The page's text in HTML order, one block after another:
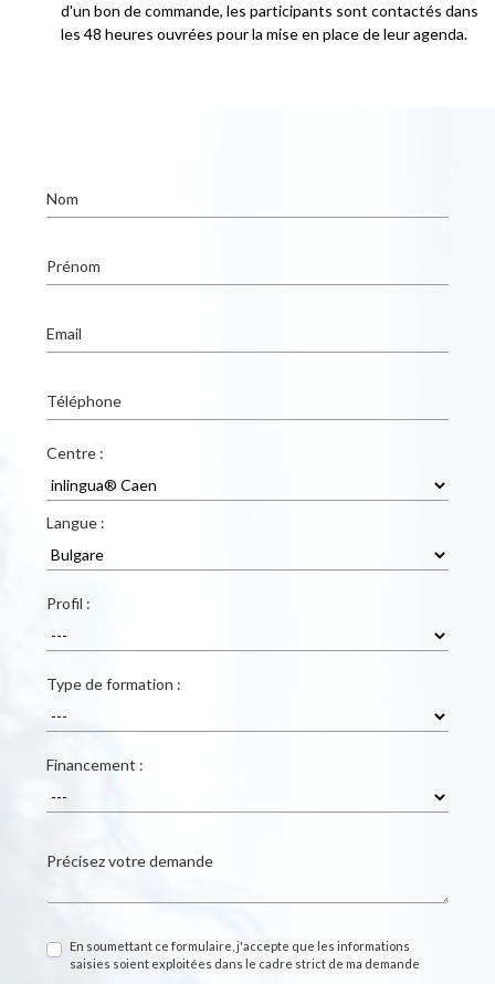
d'un bon de commande, les participants sont contactés dans
les 48 heures ouvrées pour la mise en place de leur agenda.
Nom
Prénom
Email
Téléphone
Centre :
Langue :
Profil :
Type de formation :
Financement :
Précisez votre demande
En soumettant ce formulaire, j'accepte que les informations
saisies soient exploitées dans le cadre strict de ma demande